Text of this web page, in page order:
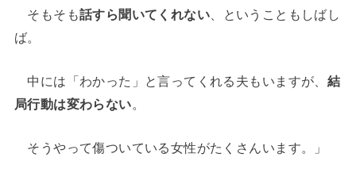
そもそも話すら聞いてくれない 、ということもしばし
ば。
中には「わかった」と言ってくれる夫もいますが、 結
局行動は変わらない。
そうやって傷ついている女性がたくさんいます。」